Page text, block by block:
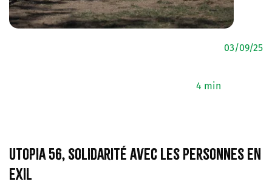
4 min
03/09/25
Utopia 56, solidarité avec les personnes en
exil